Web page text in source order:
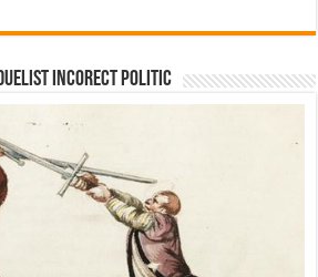
Incorect Politic